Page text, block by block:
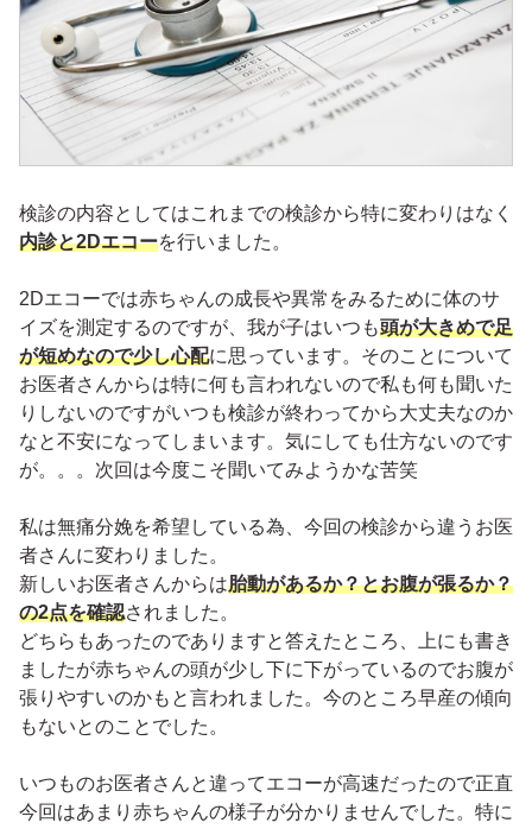
検診の内容としてはこれまでの検診から特に変わりはなく
内診と2Dエコーを行いました。
2Dエコーでは赤ちゃんの成長や異常をみるために体のサ
イズを測定するのですが、我が子はいつも頭が大きめで足
が短めなので少し心配に思っています。そのことについて
お医者さんからは特に何も言われないので私も何も聞いた
りしないのですがいつも検診が終わってから大丈夫なのか
なと不安になってしまいます。気にしても仕方ないのです
が。。。次回は今度こそ聞いてみようかな苦笑
私は無痛分娩を希望している為、今回の検診から違うお医
者さんに変わりました。
新しいお医者さんからは胎動があるか？とお腹が張るか？
の2点を確認されました。
どちらもあったのでありますと答えたところ、上にも書き
ましたが赤ちゃんの頭が少し下に下がっているのでお腹が
張りやすいのかもと言われました。今のところ早産の傾向
もないとのことでした。
いつものお医者さんと違ってエコーが高速だったので正直
今回はあまり赤ちゃんの様子が分かりませんでした。特に